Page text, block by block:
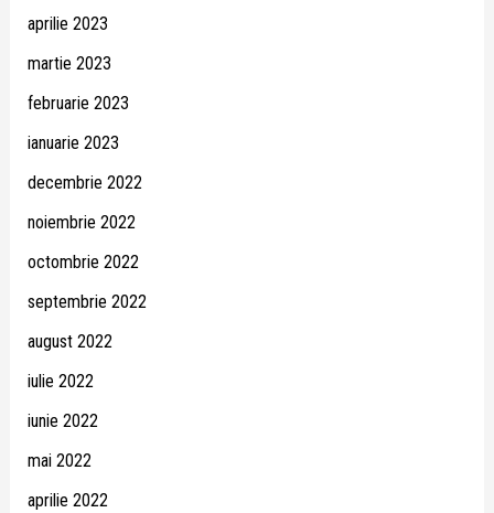
aprilie 2023
martie 2023
februarie 2023
ianuarie 2023
decembrie 2022
noiembrie 2022
octombrie 2022
septembrie 2022
august 2022
iulie 2022
iunie 2022
mai 2022
aprilie 2022